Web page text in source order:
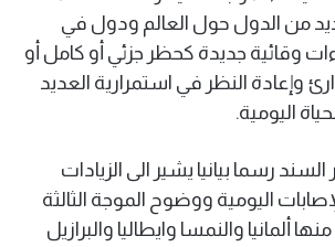
من الدول حول العالم ودول في
وقائية جديدة كحظر جزئي أو كامل أو
وإعادة النظر في استمرارية العديد
اليومية.
رسما بيانيا يشير الى الزيادات
اليومية ووضوح الموجة الثالثة
ألمانيا والنمسا وايطاليا والبرازيل